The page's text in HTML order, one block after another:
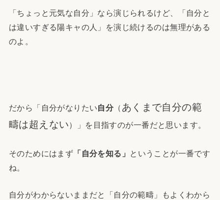
「ちょっと元気な自分」なら演じられるけど、「自分と
は違いすぎる陽キャの人」を演じ続けるのは無理がある
のよ。
だから「自分がなりたい自分（ あくまで自分の範
疇は超えない）」を目指すのが一番だと思います。
そのためにはまず 「自分を知る」
ということが一番です
ね。
自分がわからないままだと「自分の範疇」もよくわから